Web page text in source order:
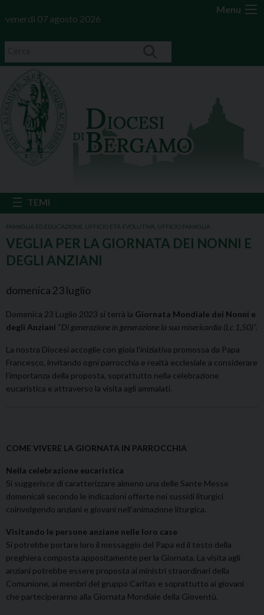
Menu
venerdì 07 agosto 2026
FAMIGLIA ED EDUCAZIONE UFFICIO ETÀ EVOLUTIVA UFFICIO FAMIGLIA
VEGLIA PER LA GIORNATA DEI NONNI E
DEGLI ANZIANI
domenica 23luglio
Domenica 23 Luglio 2023 si terrà la Giornata Mondiale dei Nonni e
degli Anziani “Di generazione in generazione la sua misericordia (Lc 1,50)”.
La nostra Diocesi accoglie con gioia l’iniziativa promossa da Papa
Francesco, invitando ogni parrocchia e realtà ecclesiale a considerare
l’importanza della proposta, soprattutto nella celebrazione
eucaristica e attraverso la visita agli ammalati.
COME VIVERE LA GIORNATA IN PARROCCHIA
Nella celebrazione eucaristica
Si suggerisce di caratterizzare almeno una delle Sante Messe
domenicali secondo le indicazioni offerte nei sussidi liturgici
coinvolgendo anziani e giovani nell’animazione liturgica.
Visitando le persone anziane nelle loro case
Si potrebbe portare loro il messaggio del Papa ed il testo della
preghiera composta appositamente per la Giornata. La visita agli
anziani potrebbe essere proposta ai ministri straordinari della
Comunione, ai membri del gruppo Caritas e soprattutto ai giovani
che parteciperanno alla Giornata Mondiale della Gioventù.